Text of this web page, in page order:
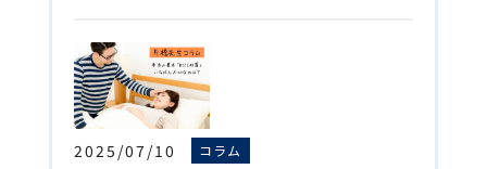
2025/07/10 コラム